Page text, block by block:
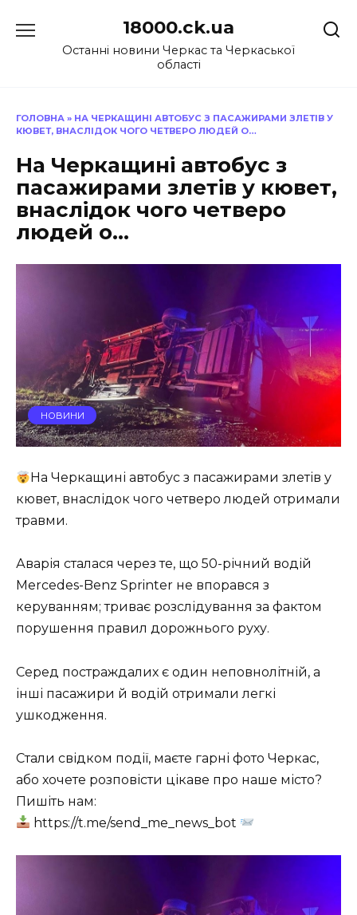
до
18000.ck.ua
Останні новини Черкас та Черкаської
області
ГОЛОВНА » НА ЧЕРКАЩИНІ АВТОБУС З ПАСАЖИРАМИ ЗЛЕТІВ У
КЮВЕТ, ВНАСЛІДОК ЧОГО ЧЕТВЕРО ЛЮДЕЙ О…
На Черкащині автобус з
пасажирами злетів у кювет,
внаслідок чого четверо
людей о…
НОВИНИ
На Черкащині автобус з пасажирами злетів у
кювет, внаслідок чого четверо людей отримали
травми.
Аварія сталася через те, що 50-річний водій
Mercedes-Benz Sprinter не впорався з
керуванням; триває розслідування за фактом
порушення правил дорожнього руху.
Серед постраждалих є один неповнолітній, а
інші пасажири й водій отримали легкі
ушкодження.
Стали свідком події, маєте гарні фото Черкас,
або хочете розповісти цікаве про наше місто?
Пишіть нам:
https://t.me/send_me_news_bot